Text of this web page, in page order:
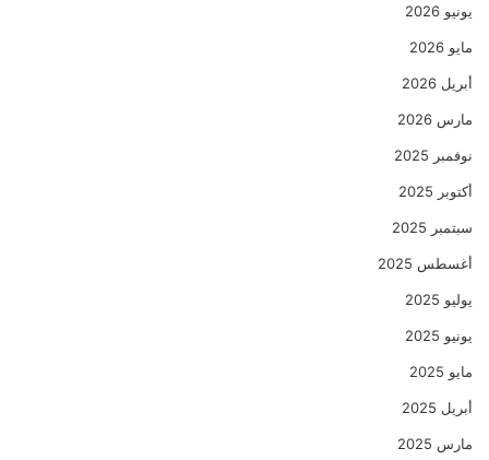
يونيو 2026
مايو 2026
أبريل 2026
مارس 2026
نوفمبر 2025
أكتوبر 2025
سبتمبر 2025
أغسطس 2025
يوليو 2025
يونيو 2025
مايو 2025
أبريل 2025
مارس 2025